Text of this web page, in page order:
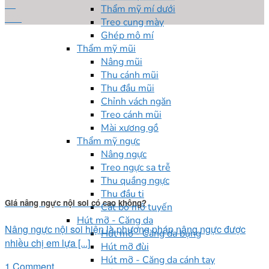
Thẩm mỹ mí dưới
Treo cung mày
Ghép mô mí
Thẩm mỹ mũi
Nâng mũi
Thu cánh mũi
Thu đầu mũi
Chỉnh vách ngăn
Treo cánh mũi
Mài xương gồ
Thẩm mỹ ngực
Nâng ngực
Treo ngực sa trễ
Thu quầng ngực
Thu đầu ti
Cắt bỏ mô tuyến
Hút mỡ - Căng da
Hút mỡ - Căng da bụng
Hút mỡ đùi
Hút mỡ - Căng da cánh tay
Giá nâng ngực nội soi có cao không?
Nâng ngực nội soi hiện là phương pháp nâng ngực được
nhiều chị em lựa [...]
1 Comment